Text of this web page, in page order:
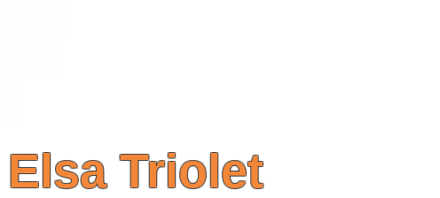
Triolet